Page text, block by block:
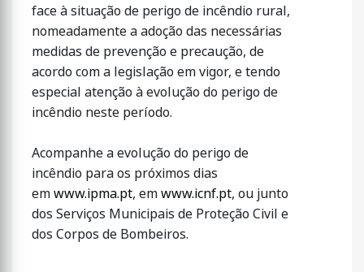
face à situação de perigo de incêndio rural,
nomeadamente a adoção das necessárias
medidas de prevenção e precaução, de
acordo com a legislação em vigor, e tendo
especial atenção à evolução do perigo de
incêndio neste período.
Acompanhe a evolução do perigo de
incêndio para os próximos dias
emwww.ipma.pt, emwww.icnf.pt, ou junto
dos Serviços Municipais de Proteção Civil e
dos Corpos de Bombeiros.